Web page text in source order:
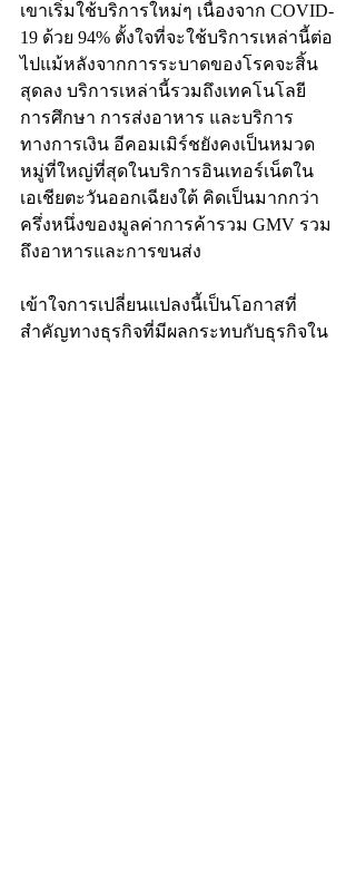
เขาเริ่มใช้บริการใหม่ๆ เนื่องจาก COVID-
19 ด้วย 94% ตั้งใจที่จะใช้บริการเหล่านี้ต่อ
ไปแม้หลังจากการระบาดของโรคจะสิ้น
สุดลง บริการเหล่านี้รวมถึงเทคโนโลยี
การศึกษา การส่งอาหาร และบริการ
ทางการเงิน อีคอมเมิร์ชยังคงเป็นหมวด
หมู่ที่ใหญ่ที่สุดในบริการอินเทอร์เน็ตใน
เอเชียตะวันออกเฉียงใต้ คิดเป็นมากกว่า
ครึ่งหนึ่งของมูลค่าการค้ารวม GMV รวม
ถึงอาหารและการขนส่ง
เข้าใจการเปลี่ยนแปลงนี้เป็นโอกาสที่
สำคัญทางธุรกิจที่มีผลกระทบกับธุรกิจใน